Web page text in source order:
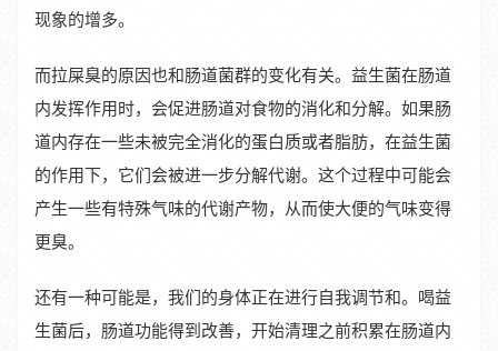
现象的增多。
而拉屎臭的原因也和肠道菌群的变化有关。益生菌在肠道
内发挥作用时，会促进肠道对食物的消化和分解。如果肠
道内存在一些未被完全消化的蛋白质或者脂肪，在益生菌
的作用下，它们会被进一步分解代谢。这个过程中可能会
产生一些有特殊气味的代谢产物，从而使大便的气味变得
更臭。
还有一种可能是，我们的身体正在进行自我调节和。喝益
生菌后，肠道功能得到改善，开始清理之前积累在肠道内